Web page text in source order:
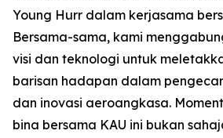
Young Hurr dalam kerjasama
Bersama-sama, kami
visi dan teknologi untuk
barisan hadapan dalam
dan inovasi aeroangkasa.
bina bersama KAU ini bukan